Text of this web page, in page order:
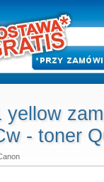
yellow
- toner